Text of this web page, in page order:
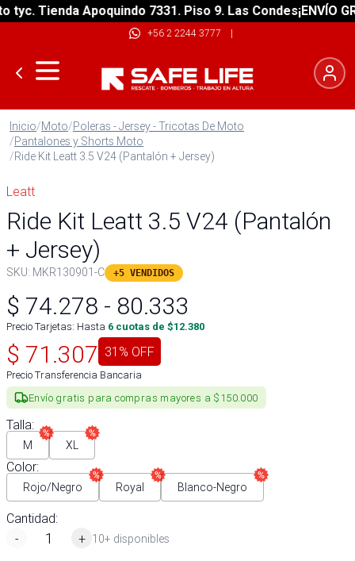
Tienda Apoquindo 7331. Piso 9. Las Condes¡ENVÍO
+56 2 2244 3777 |
Inicio/Moto/Poleras - Jersey - Tricotas De Moto
/Pantalones y Shorts Moto
/Ride Kit Leatt 3.5 V24 (Pantalón + Jersey)
Leatt
Ride Kit Leatt 3.5 V24 (Pantalón
+ Jersey)
SKU: MKR130901-C +5 VENDIDOS
$ 74.278 - 80.333
Precio Tarjetas: Hasta 6 cuotas de $12.380
$ 71.307 31 % OFF
Precio Transferencia Bancaria
Envío gratis para compras mayores a $150.000
Talla:
M XL
Color:
Rojo/Negro Royal Blanco-Negro
Cantidad:
-
+ 10+ disponibles